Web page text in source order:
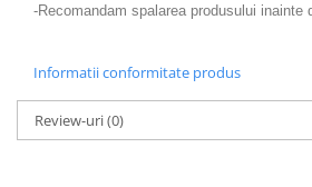
-Recomandam spalarea produsului inainte
Informatii conformitate produs
Review-uri(0)